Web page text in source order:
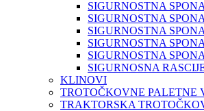
SIGURNOSTNA
SIGURNOSTNA
SIGURNOSTNA
SIGURNOSTNA
SIGURNOSTNA
SIGURNOSNA
KLINOVI
TROTOČKOVNE PALETNE
TRAKTORSKA